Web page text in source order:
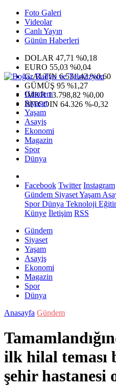
Foto Galeri
Videolar
Canlı Yayın
Günün Haberleri
DOLAR 47,71 %0,18
EURO 55,03 %0,04
G.ALTIN6.531,42 %0,60
GÜMÜŞ 95 %1,27
IMKB13.798,82 %0,00
BITCOIN 64.326 %-0,32
Gündem
Siyaset
Yaşam
Asayiş
Ekonomi
Magazin
Spor
Dünya
Facebook Twitter Instagram
Gündem SiyasetYaşam
SporDünya Teknoloji
Künye İletişim RSS
Gündem
Siyaset
Yaşam
Asayiş
Ekonomi
Magazin
Spor
Dünya
Anasayfa Gündem
ilk hilal teması
şehir hastanesi